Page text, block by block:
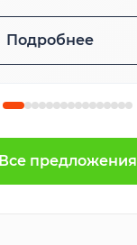
Подробнее
Все предложения